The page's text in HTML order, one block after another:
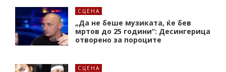
СЦЕНА
„Да не беше музиката, ќе бев
мртов до 25 години“: Десингерица
отворено за пороците
СЦЕНА